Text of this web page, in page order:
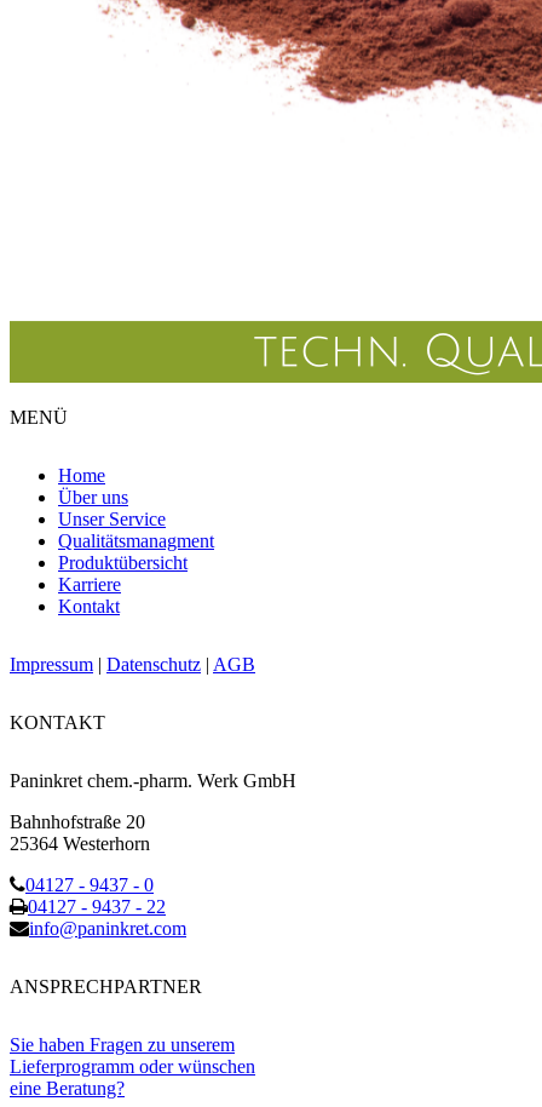
MENÜ
Home
Über uns
Unser Service
Qualitätsmanagment
Produktübersicht
Karriere
Kontakt
Impressum | Datenschutz | AGB
KONTAKT
Paninkret chem.-pharm. Werk GmbH
Bahnhofstraße 20
25364 Westerhorn
04127 - 9437 - 0
04127 - 9437 - 22
info@paninkret.com
ANSPRECHPARTNER
Sie haben Fragen zu unserem
Lieferprogramm oder wünschen
eine Beratung?